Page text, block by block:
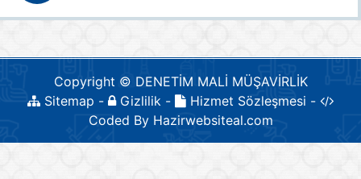
Copyright © DENETİM MALİ MÜŞAVİRLİK
Sitemap - Gizlilik - Hizmet Sözleşmesi -
Coded By Hazirwebsiteal.com